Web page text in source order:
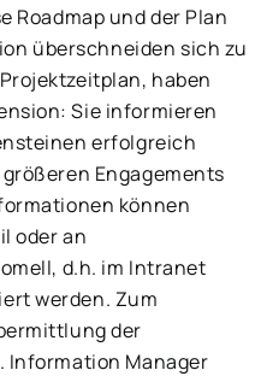
Roadmap und der Plan
überschneiden sich zu
haben
Sie informieren
erfolgreich
Engagements
können
oder an
d.h. im Intranet
werden. Zum
der
Information Manager